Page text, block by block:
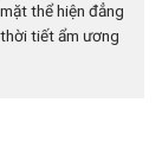
thể hiện đẳng
tiết ẩm ương